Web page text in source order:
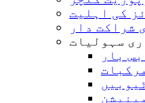
کی اہلیت
شراکت دار
سہولیات
بار